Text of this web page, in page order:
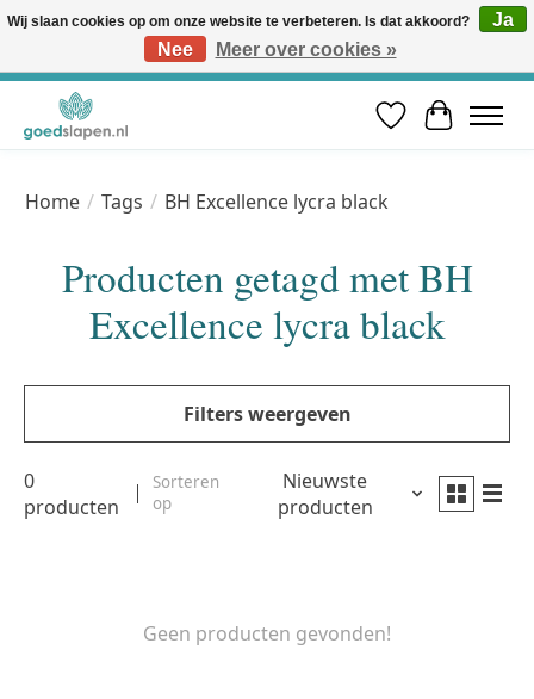
Vóór 12u besteld, volgende werkdag in huis* | Gratis verzending vanaf €50 | Professioneel slaapadvies
Verlanglijst
Home / Tags / BH Excellence lycra black
Producten getagd met BH
Excellence lycra black
Filters weergeven
0
producten
Sorteren
op
Nieuwste
producten
Geen producten gevonden!
Wij slaan cookies op om onze website te verbeteren. Is dat akkoord?
Ja
Nee
Meer over cookies »